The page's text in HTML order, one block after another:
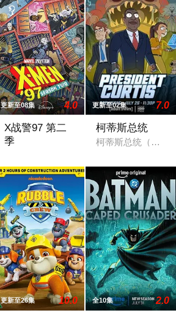
更新至08集 4.0
X战警97 第二
季
更新至02集 7.0
柯蒂斯总统
柯蒂斯总统（凯斯
更新至26集 10.0 全10集 2.0